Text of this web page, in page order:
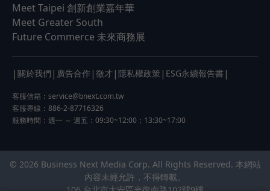
Meet Taipei 創新創業嘉年華
Meet Greater South
Future Commerce 未來商務展
| 關於我們 | 廣告合作 | 徵才 | 隱私權政策 | ESG永續報告書 |
客服信箱： service@bnext.com.tw
客服專線：886-2-87716326
服務時間：週一 ～ 週五：09:30~12:00；13:30~17:00
© 2026 Business Next Media Corp. All Rights Reserved. 本網站
內容未經允許，不得轉載。